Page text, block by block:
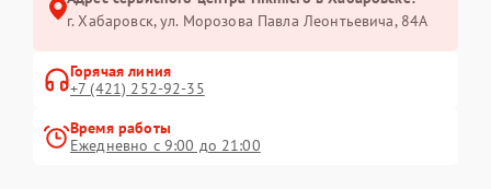
г. Хабаровск, ул. Морозова Павла Леонтьевича, 84А
Горячая линия
+7 (421) 252-92-35
Время работы
Ежедневно с 9:00 до 21:00